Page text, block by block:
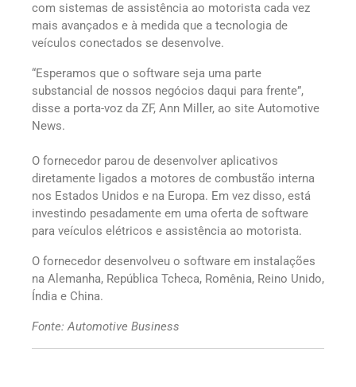
com sistemas de assistência ao motorista cada vez
mais avançados e à medida que a tecnologia de
veículos conectados se desenvolve.
“Esperamos que o software seja uma parte
substancial de nossos negócios daqui para frente”,
disse a porta-voz da ZF, Ann Miller, ao site Automotive
News.
O fornecedor parou de desenvolver aplicativos
diretamente ligados a motores de combustão interna
nos Estados Unidos e na Europa. Em vez disso, está
investindo pesadamente em uma oferta de software
para veículos elétricos e assistência ao motorista.
O fornecedor desenvolveu o software em instalações
na Alemanha, República Tcheca, Romênia, Reino Unido,
Índia e China.
Fonte: Automotive Business